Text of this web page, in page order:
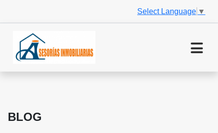
Select Language ▼
BLOG